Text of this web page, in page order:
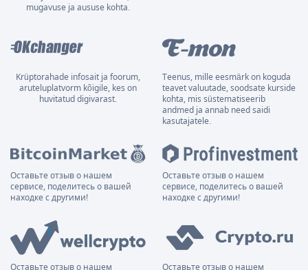
mugavuse ja aususe kohta.
Krüptorahade infosait ja foorum,
aruteluplatvorm kõigile, kes on
huvitatud digivarast.
Teenus, mille eesmärk on koguda
teavet valuutade, soodsate kurside
kohta, mis süstematiseerib
andmed ja annab need saidi
kasutajatele.
Оставьте отзыв о нашем
сервисе, поделитесь о вашей
находке с другими!
Оставьте отзыв о нашем
сервисе, поделитесь о вашей
находке с другими!
Оставьте отзыв о нашем
Оставьте отзыв о нашем